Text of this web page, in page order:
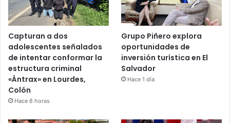
Capturan a dos
adolescentes señalados
de intentar conformar la
estructura criminal
«Ántrax» en Lourdes,
Colón
Hace 8 horas
Grupo Piñero explora
oportunidades de
inversión turística en El
Salvador
Hace 1 día